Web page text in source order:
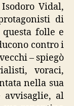
Vidal,
di
folle e
contro i
– spiegò
voraci,
nella sua
al